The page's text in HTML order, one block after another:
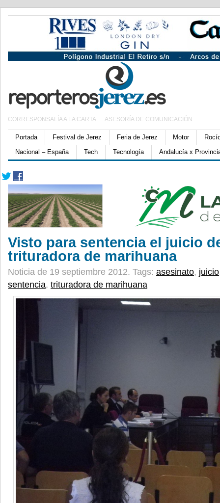
CORRESPONSALÍA A LA CARTA ASESORÍA DE COMUNICACIÓN
Portada Festival de Jerez Feria de Jerez Motor
Nacional – España
Tech Tecnología Andalucía x
Visto para sentencia el juicio
trituradora de marihuana
Noticia de 19 septiembre 2012. Tags: asesinato, juicio
sentencia, trituradora de marihuana